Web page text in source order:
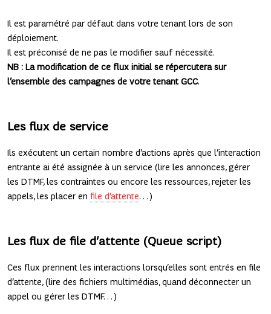
Il est paramétré par défaut dans votre tenant lors de son
déploiement.
Il est préconisé de ne pas le modifier sauf nécessité.
NB : La modification de ce flux initial se répercutera sur
l’ensemble des campagnes de votre tenant GCC.
Les flux de service
Ils exécutent un certain nombre d’actions après que l’interaction
entrante ai été assignée à un service (lire les annonces, gérer
les DTMF, les contraintes ou encore les ressources, rejeter les
appels, les placer enfile d’attente…)
Les flux de file d’attente (Queue script)
Ces flux prennent les interactions lorsqu’elles sont entrés en file
d’attente, (lire des fichiers multimédias, quand déconnecter un
appel ou gérer les DTMF…)